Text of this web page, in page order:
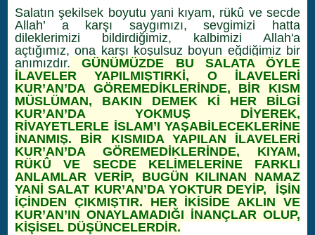
Salatın şekilsek boyutu yani kıyam, rükû ve secde
Allah’ a karşı saygımızı, sevgimizi hatta
dileklerimizi bildirdiğimiz, kalbimizi Allah'a
açtığımız, ona karşı koşulsuz boyun eğdiğimiz bir
anımızdır. GÜNÜMÜZDE BU SALATA ÖYLE
İLAVELER YAPILMIŞTIRKİ, O İLAVELERİ
KUR’AN’DA GÖREMEDİKLERİNDE, BİR KISM
MÜSLÜMAN, BAKIN DEMEK Kİ HER BİLGİ
KUR’AN’DA YOKMUŞ DİYEREK,
RİVAYETLERLE İSLAM’I YAŞABİLECEKLERİNE
İNANMIŞ. BİR KISMIDA YAPILAN İLAVELERİ
KUR’AN’DA GÖREMEDİKLERİNDE, KIYAM,
RÜKÛ VE SECDE KELİMELERİNE FARKLI
ANLAMLAR VERİP, BUGÜN KILINAN NAMAZ
YANİ SALAT KUR’AN’DA YOKTUR DEYİP, İŞİN
İÇİNDEN ÇIKMIŞTIR. HER İKİSİDE AKLIN VE
KUR’AN’IN ONAYLAMADIĞI İNANÇLAR OLUP,
KİŞİSEL DÜŞÜNCELERDİR.